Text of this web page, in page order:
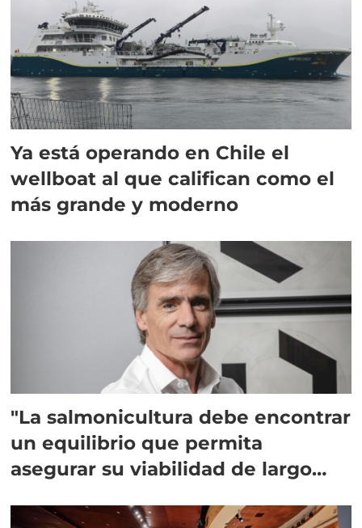
Ya está operando en Chile el
wellboat al que califican como el
más grande y moderno
"La salmonicultura debe encontrar
un equilibrio que permita
asegurar su viabilidad de largo